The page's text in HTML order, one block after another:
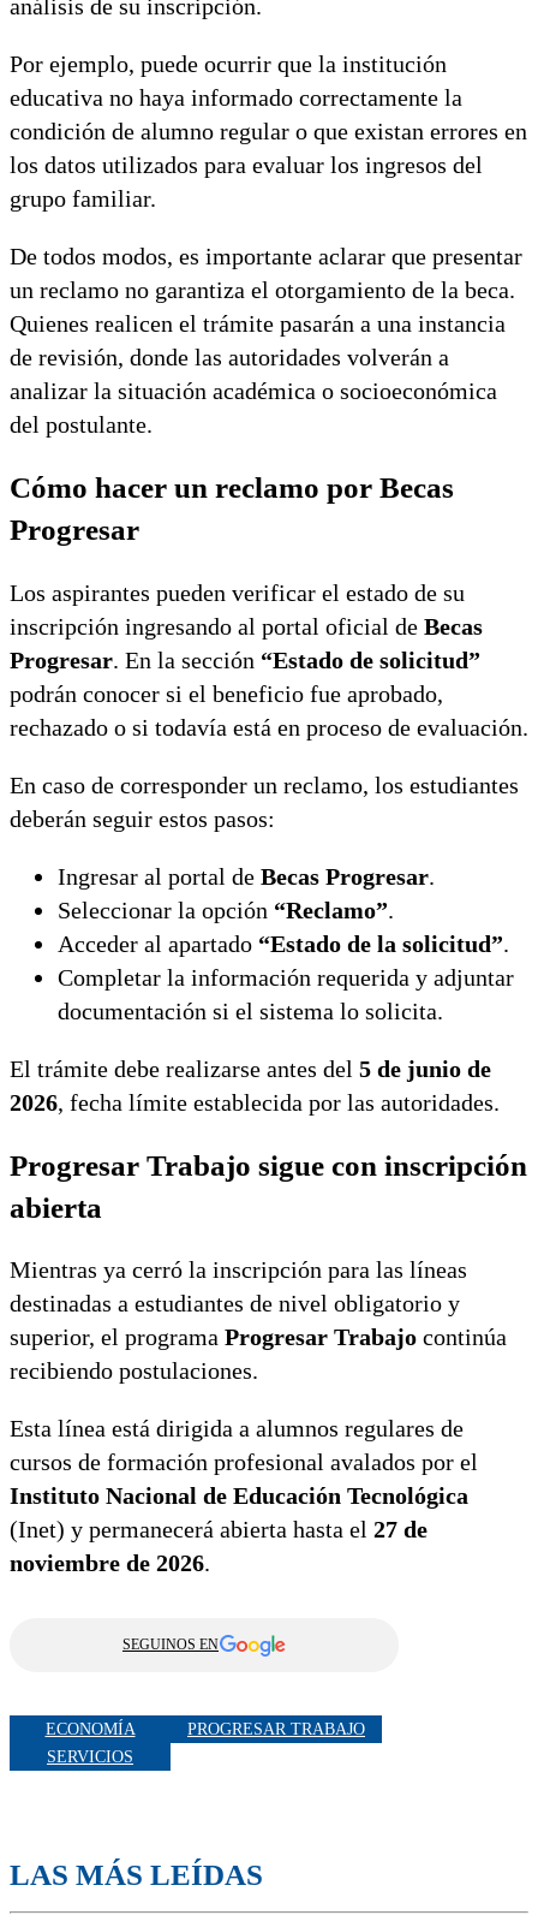
análisis de su inscripción.
Por ejemplo, puede ocurrir que la institución
educativa no haya informado correctamente la
condición de alumno regular o que existan errores en
los datos utilizados para evaluar los ingresos del
grupo familiar.
De todos modos, es importante aclarar que presentar
un reclamo no garantiza el otorgamiento de la beca.
Quienes realicen el trámite pasarán a una instancia
de revisión, donde las autoridades volverán a
analizar la situación académica o socioeconómica
del postulante.
Cómo hacer un reclamo por Becas
Progresar
Los aspirantes pueden verificar el estado de su
inscripción ingresando al portal oficial de Becas
Progresar. En la sección “Estado de solicitud”
podrán conocer si el beneficio fue aprobado,
rechazado o si todavía está en proceso de evaluación.
En caso de corresponder un reclamo, los estudiantes
deberán seguir estos pasos:
Ingresar al portal de Becas Progresar.
Seleccionar la opción “Reclamo”.
Acceder al apartado “Estado de la solicitud”.
Completar la información requerida y adjuntar
documentación si el sistema lo solicita.
El trámite debe realizarse antes del 5 de junio de
2026, fecha límite establecida por las autoridades.
Progresar Trabajo sigue con inscripción
abierta
Mientras ya cerró la inscripción para las líneas
destinadas a estudiantes de nivel obligatorio y
superior, el programa Progresar Trabajo continúa
recibiendo postulaciones.
Esta línea está dirigida a alumnos regulares de
cursos de formación profesional avalados por el
Instituto Nacional de Educación Tecnológica
(Inet) y permanecerá abierta hasta el 27 de
noviembre de 2026.
SEGUINOS EN
ECONOMÍA
PROGRESAR TRABAJO
SERVICIOS
LAS MÁS LEÍDAS